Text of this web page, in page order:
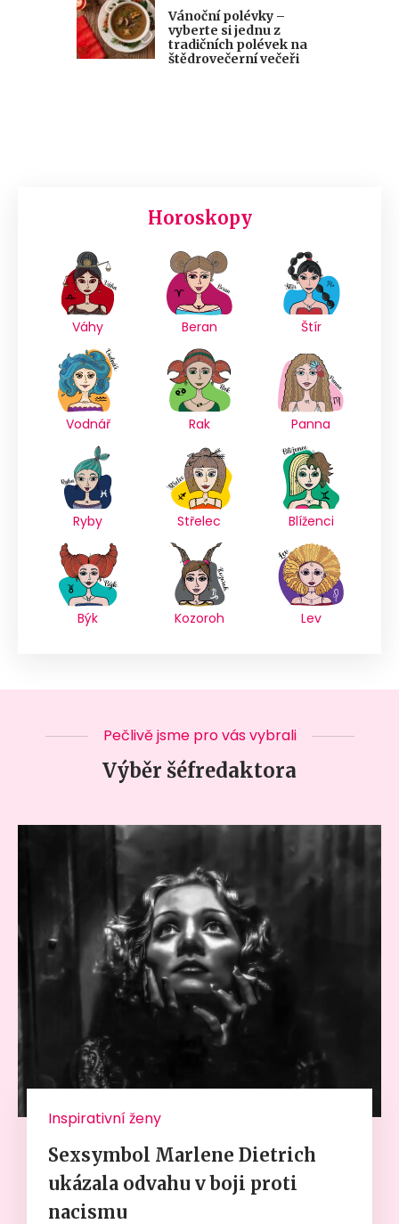
Vánoční polévky –
vyberte si jednu z
tradičních polévek na
štědrovečerní večeři
Horoskopy
Váhy Beran Štír
Vodnář Rak Panna
Ryby Střelec Blíženci
Býk Kozoroh Lev
Pečlivě jsme pro vás vybrali
Výběr šéfredaktora
Inspirativní ženy
Sexsymbol Marlene Dietrich
ukázala odvahu v boji proti
nacismu